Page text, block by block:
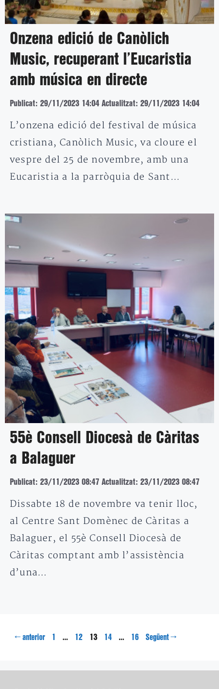
Onzena edició de Canòlich
Music, recuperant l’Eucaristia
amb música en directe
Publicat: 29/11/2023 14:04 Actualitzat: 29/11/2023 14:04
L’onzena edició del festival de música
cristiana, Canòlich Music, va cloure el
vespre del 25 de novembre, amb una
Eucaristia a la parròquia de Sant…
55è Consell Diocesà de Càritas
a Balaguer
Publicat: 23/11/2023 08:47 Actualitzat: 23/11/2023 08:47
Dissabte 18 de novembre va tenir lloc,
al Centre Sant Domènec de Càritas a
Balaguer, el 55è Consell Diocesà de
Càritas comptant amb l’assistència
d’una…
← anterior Pàgina
1 … Pàgina
12 Pàgina
13 Pàgina
14 … Pàgina
16 Següent →